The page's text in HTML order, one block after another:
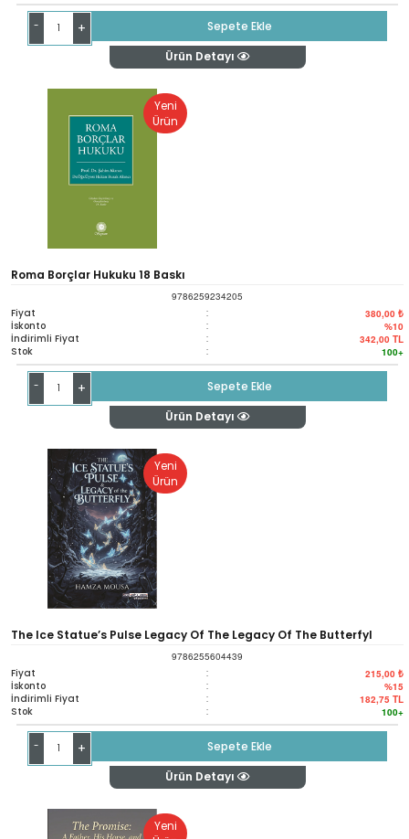
- +
Sepete Ekle
Ürün Detayı
Yeni
Ürün
Roma Borçlar Hukuku 18 Baskı
9786259234205
Fiyat : 380,00 ₺
İskonto : %10
İndirimli Fiyat : 342,00 TL
Stok : 100+
- +
Sepete Ekle
Ürün Detayı
Yeni
Ürün
The Ice Statue’s Pulse Legacy Of The Legacy Of The Butterfyl
9786255604439
Fiyat : 215,00 ₺
İskonto : %15
İndirimli Fiyat : 182,75 TL
Stok : 100+
- +
Sepete Ekle
Ürün Detayı
Yeni